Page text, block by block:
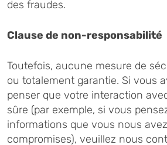
des fraudes.
Clause de non-responsabilité
Toutefois, aucune mesure de
ou totalement garantie. Si vous
penser que votre interaction
sûre (par exemple, si vous
informations que vous nous
compromises), veuillez nous